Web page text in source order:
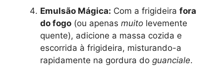
Emulsão Mágica: Com a frigideira fora
do fogo (ou apenas muito levemente
quente), adicione a massa cozida e
escorrida à frigideira, misturando-a
rapidamente na gordura do guanciale.